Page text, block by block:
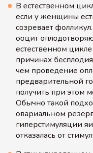
В естественном
если у женщины
созревает
ооцит
естественном
причинах
чем проведение
предварительной
получить при этом
Обычно такой
овариальном
гиперстимуляции
отказалась от